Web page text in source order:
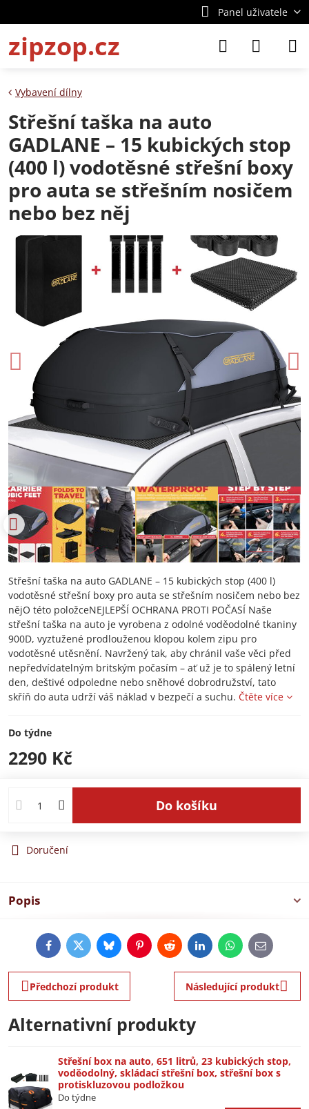
Panel uživatele
zipzop.cz
Vybavení dílny
Střešní taška na auto
GADLANE – 15 kubických stop
(400 l) vodotěsné střešní boxy
pro auta se střešním nosičem
nebo bez něj
Střešní taška na auto GADLANE – 15 kubických stop (400 l)
vodotěsné střešní boxy pro auta se střešním nosičem nebo bez
nějO této položceNEJLEPŠÍ OCHRANA PROTI POČASÍ Naše
střešní taška na auto je vyrobena z odolné voděodolné tkaniny
900D, vyztužené prodlouženou klopou kolem zipu pro
vodotěsné utěsnění. Navržený tak, aby chránil vaše věci před
nepředvídatelným britským počasím – ať už je to spálený letní
den, deštivé odpoledne nebo sněhové dobrodružství, tato
skříň do auta udrží váš náklad v bezpečí a suchu. Čtěte více
Do týdne
2290 Kč
Do košíku
Doručení
Popis
FacebookTwitterBlueskyPinterestRedditLinkedInWhatsApp
E-
mail
Předchozí produkt Následující produkt
Alternativní produkty
Střešní box na auto, 651 litrů, 23 kubických stop,
voděodolný, skládací střešní box, střešní box s
protiskluzovou podložkou
Do týdne